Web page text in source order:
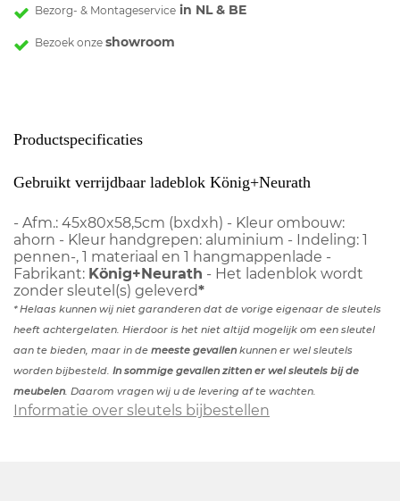
Bezorg- & Montageservice in NL & BE
Bezoek onze showroom
Productspecificaties
Gebruikt verrijdbaar ladeblok König+Neurath
- Afm.: 45x80x58,5cm (bxdxh) - Kleur ombouw:
ahorn - Kleur handgrepen: aluminium - Indeling: 1
pennen-, 1 materiaal en 1 hangmappenlade -
Fabrikant: König+Neurath - Het ladenblok wordt
zonder sleutel(s) geleverd*
* Helaas kunnen wij niet garanderen dat de vorige eigenaar de sleutels
heeft achtergelaten. Hierdoor is het niet altijd mogelijk om een sleutel
aan te bieden, maar in de meeste gevallen kunnen er wel sleutels
worden bijbesteld. In sommige gevallen zitten er wel sleutels bij de
meubelen . Daarom vragen wij u de levering af te wachten.
Informatie over sleutels bijbestellen